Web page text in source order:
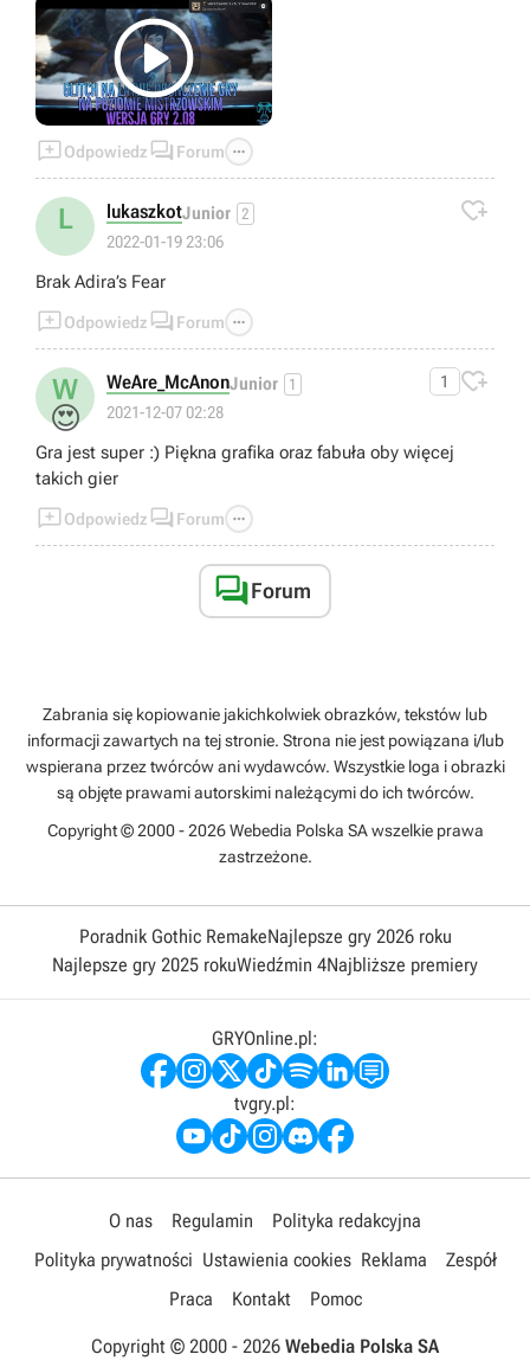

Odpowiedz  Forum 
L lukaszkotJunior 2
2022-01-19 23:06

Brak Adira’s Fear
Odpowiedz  Forum 
W
😍
WeAre_McAnonJunior 1
2021-12-07 02:28
1 
Gra jest super :) Piękna grafika oraz fabuła oby więcej
takich gier
Odpowiedz  Forum 
Forum
Zabrania się kopiowanie jakichkolwiek obrazków, tekstów lub
informacji zawartych na tej stronie. Strona nie jest powiązana i/lub
wspierana przez twórców ani wydawców. Wszystkie loga i obrazki
są objęte prawami autorskimi należącymi do ich twórców.
Copyright © 2000 - 2026 Webedia Polska SA wszelkie prawa
zastrzeżone.
Poradnik Gothic RemakeNajlepsze gry 2026 roku
Najlepsze gry 2025 rokuWiedźmin 4Najbliższe premiery
GRYOnline.pl:
tvgry.pl:
O nas Regulamin
Polityka redakcyjna
Polityka prywatności Ustawienia cookies Reklama
Zespół
Praca
Kontakt Pomoc
Copyright © 2000 - 2026 Webedia Polska SA